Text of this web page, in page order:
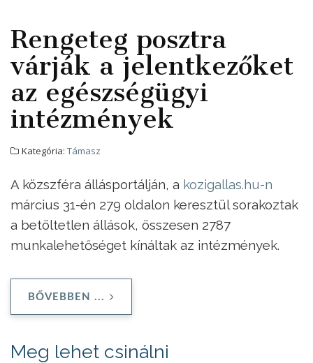
Rengeteg posztra
várják a jelentkezőket
az egészségügyi
intézmények
Kategória: Támasz
A közszféra állásportálján, a kozigallas.hu-n
március 31-én 279 oldalon keresztül sorakoztak
a betöltetlen állások, összesen 2787
munkalehetőséget kínáltak az intézmények.
BŐVEBBEN ...
Meg lehet csinálni